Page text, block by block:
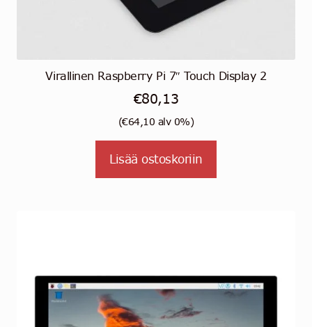
Virallinen Raspberry Pi 7″ Touch Display 2
€80,13
(€64,10 alv 0%)
Lisää ostoskoriin